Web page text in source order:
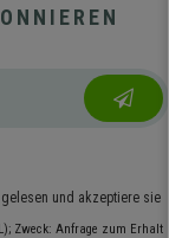
gelesen und akzeptiere sie
Zweck: Anfrage zum Erhalt